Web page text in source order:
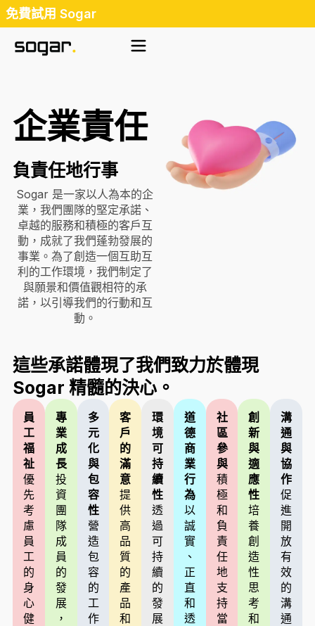
Skip
to
content
免費試用 Sogar
企業責任
負責任地行事
Sogar 是一家以人為本的企
業，我們團隊的堅定承諾、
卓越的服務和積極的客戶互
動，成就了我們蓬勃發展的
事業。為了創造一個互助互
利的工作環境，我們制定了
與願景和價值觀相符的承
諾，以引導我們的行動和互
動。
這些承諾體現了我們致力於體現
Sogar 精髓的決心。
員
工
福
祉
優
先
考
慮
員
工
的
身
心
健
專
業
成
長
投
資
團
隊
成
員
的
發
展
，
多
元
化
與
包
容
性
營
造
包
容
的
工
作
客
戶
的
滿
意
提
供
高
品
質
的
產
品
和
環
境
可
持
續
性
透
過
可
持
續
的
發
展
道
德
商
業
行
為
以
誠
實
、
正
直
和
透
社
區
參
與
積
極
和
負
責
任
地
支
持
當
創
新
與
適
應
性
培
養
創
造
性
思
考
和
溝
通
與
協
作
促
進
開
放
有
效
的
溝
通